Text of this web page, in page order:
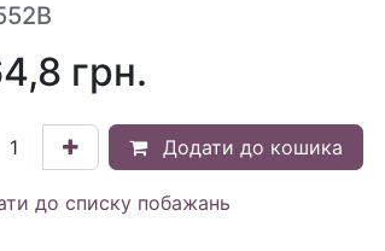
грн.
Додати до кошика
до списку побажань